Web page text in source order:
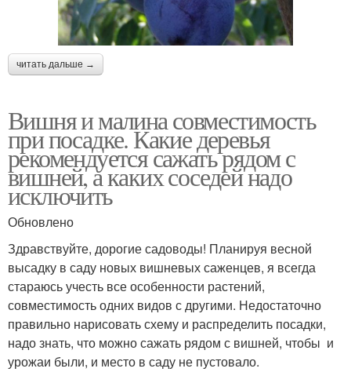
читать дальше →
Вишня и малина совместимость
при посадке. Какие деревья
рекомендуется сажать рядом с
вишней, а каких соседей надо
исключить
Обновлено
Здравствуйте, дорогие садоводы! Планируя весной
высадку в саду новых вишневых саженцев, я всегда
стараюсь учесть все особенности растений,
совместимость одних видов с другими. Недостаточно
правильно нарисовать схему и распределить посадки,
надо знать, что можно сажать рядом с вишней, чтобы и
урожаи были, и место в саду не пустовало.